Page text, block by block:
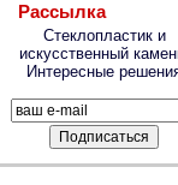
Рассылка
Стеклопластик и
искусственный
Интересные